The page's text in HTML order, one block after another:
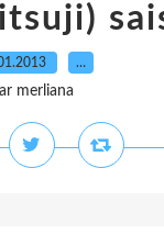
…
merliana